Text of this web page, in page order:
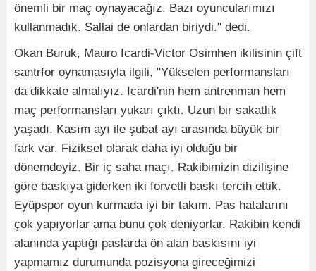
önemli bir maç oynayacağız. Bazı oyuncularımızı
kullanmadık. Sallai de onlardan biriydi." dedi.
Okan Buruk, Mauro Icardi-Victor Osimhen ikilisinin çift
santrfor oynamasıyla ilgili, "Yükselen performansları
da dikkate almalıyız. Icardi'nin hem antrenman hem
maç performansları yukarı çıktı. Uzun bir sakatlık
yaşadı. Kasım ayı ile şubat ayı arasında büyük bir
fark var. Fiziksel olarak daha iyi olduğu bir
dönemdeyiz. Bir iç saha maçı. Rakibimizin dizilişine
göre baskıya giderken iki forvetli baskı tercih ettik.
Eyüpspor oyun kurmada iyi bir takım. Pas hatalarını
çok yapıyorlar ama bunu çok deniyorlar. Rakibin kendi
alanında yaptığı paslarda ön alan baskısını iyi
yapmamız durumunda pozisyona gireceğimizi